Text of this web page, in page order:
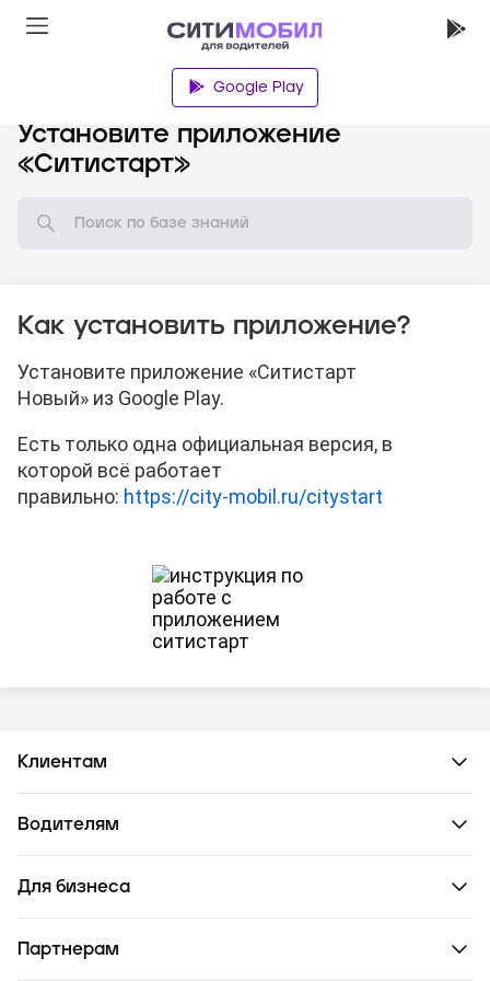
Google Play
Установите приложение
«Ситистарт»
Как установить приложение?
Установите приложение «Ситистарт
Новый» из Google Play.
Есть только одна официальная версия, в
которой всё работает
правильно: https://city-mobil.ru/citystart
Клиентам
Водителям
Для бизнеса
Партнерам